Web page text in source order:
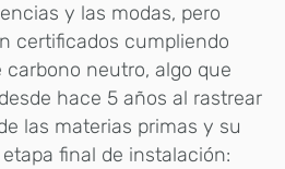
y las modas, pero
certificados cumpliendo
neutro, algo que
hace 5 años al rastrear
las materias primas y su
final de instalación: